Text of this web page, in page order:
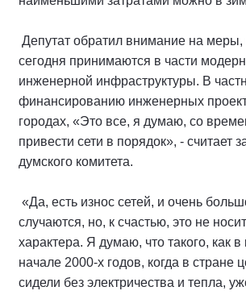
Депутат обратил внимание на меры,
сегодня принимаются в части
инженерной инфраструктуры. В
финансированию инженерных
городах, «Это все, я думаю, со
привести сети в порядок», - считает
думского комитета.
«Да, есть износ сетей, и очень
случаются, но, к счастью, это не
характера. Я думаю, что такого, как в
начале 2000-х годов, когда в стране
сидели без электричества и тепла,